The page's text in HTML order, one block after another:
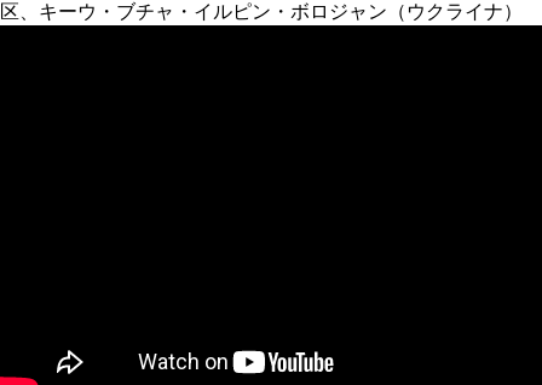
区、キーウ・ブチャ・イルピン・ボロジャン（ウクライナ）